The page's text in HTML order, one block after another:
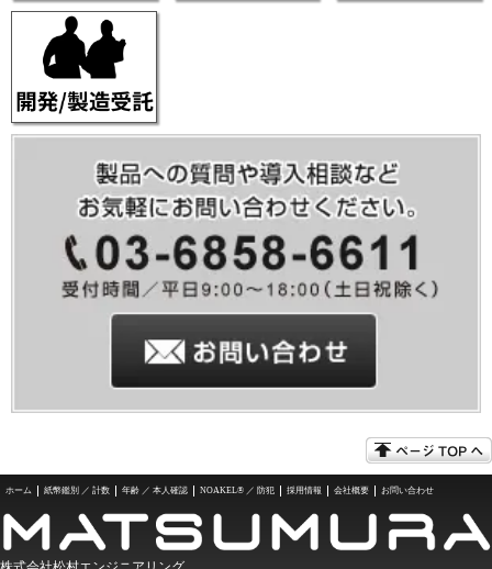
ホーム 紙幣鑑別 ／ 計数 年齢 ／ 本人確認 NOAKEL® ／ 防犯 採用情報 会社概要 お問い合わせ